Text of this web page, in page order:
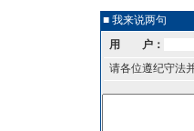
■ 我来说两句
用 户：
请各位遵纪守法